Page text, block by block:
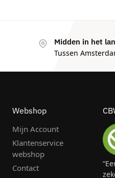
Midden in het
Tussen
Webshop
Mijn Account
Klantenservice
webshop
Contact